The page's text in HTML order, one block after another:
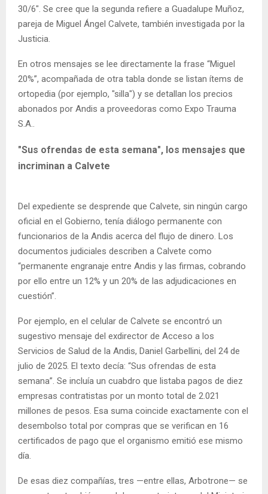
30/6". Se cree que la segunda refiere a Guadalupe Muñoz,
pareja de Miguel Ángel Calvete, también investigada por la
Justicia.
En otros mensajes se lee directamente la frase “Miguel
20%”, acompañada de otra tabla donde se listan ítems de
ortopedia (por ejemplo, "silla") y se detallan los precios
abonados por Andis a proveedoras como Expo Trauma
S.A..
"Sus ofrendas de esta semana", los mensajes que
incriminan a Calvete
Del expediente se desprende que Calvete, sin ningún cargo
oficial en el Gobierno, tenía diálogo permanente con
funcionarios de la Andis acerca del flujo de dinero. Los
documentos judiciales describen a Calvete como
“permanente engranaje entre Andis y las firmas, cobrando
por ello entre un 12% y un 20% de las adjudicaciones en
cuestión”.
Por ejemplo, en el celular de Calvete se encontró un
sugestivo mensaje del exdirector de Acceso a los
Servicios de Salud de la Andis, Daniel Garbellini, del 24 de
julio de 2025. El texto decía: “Sus ofrendas de esta
semana”. Se incluía un cuabdro que listaba pagos de diez
empresas contratistas por un monto total de 2.021
millones de pesos. Esa suma coincide exactamente con el
desembolso total por compras que se verifican en 16
certificados de pago que el organismo emitió ese mismo
día.
De esas diez compañías, tres —entre ellas, Arbotrone— se